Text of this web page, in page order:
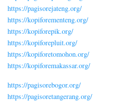
https://pagisorejateng.org/
https://kopiforementeng.org/
https://kopiforepik.org/
https://kopiforepluit.org/
https://kopiforetomohon.org/
https://kopiforemakassar.org/
https://pagisorebogor.org/
https://pagisoretangerang.org/